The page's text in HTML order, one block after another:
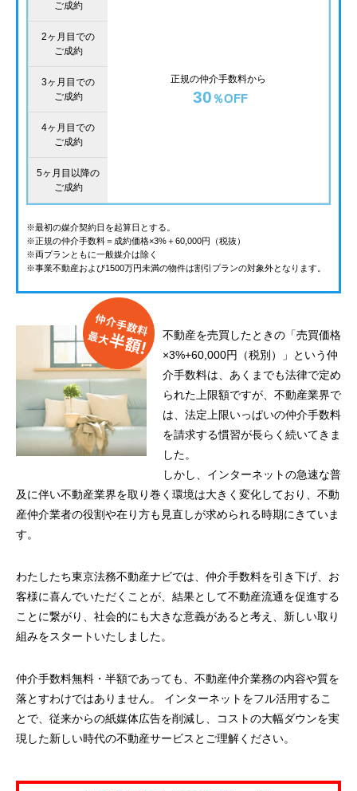
ご成約
正規の仲介手数料から
30 ％OFF
2ヶ月目での
ご成約
3ヶ月目での
ご成約
4ヶ月目での
ご成約
5ヶ月目以降の
ご成約
※最初の媒介契約日を起算日とする。
※正規の仲介手数料＝成約価格×3%＋60,000円（税抜）
※両プランともに一般媒介は除く
※事業不動産および1500万円未満の物件は割引プランの対象外となります。
不動産を売買したときの「売買価格
×3%+60,000円（税別）」という仲
介手数料は、あくまでも法律で定め
られた上限額ですが、不動産業界で
は、法定上限いっぱいの仲介手数料
を請求する慣習が長らく続いてきま
した。
しかし、インターネットの急速な普
及に伴い不動産業界を取り巻く環境は大きく変化しており、不動
産仲介業者の役割や在り方も見直しが求められる時期にきていま
す。
わたしたち東京法務不動産ナビでは、仲介手数料を引き下げ、お
客様に喜んでいただくことが、結果として不動産流通を促進する
ことに繋がり、社会的にも大きな意義があると考え、新しい取り
組みをスタートいたしました。
仲介手数料無料・半額であっても、不動産仲介業務の内容や質を
落とすわけではありません。 インターネットをフル活用するこ
とで、従来からの紙媒体広告を削減し、コストの大幅ダウンを実
現した新しい時代の不動産サービスとご理解ください。